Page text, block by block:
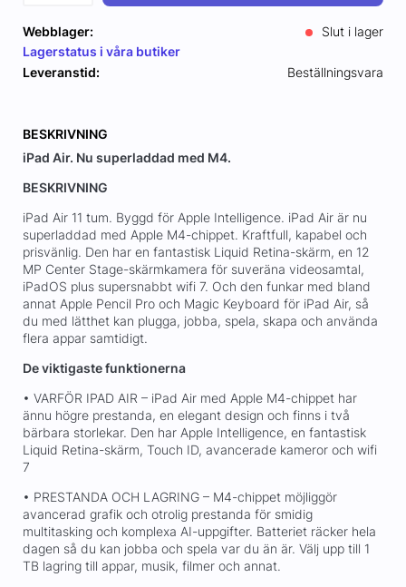
Webblager:
Slut i lager
Lagerstatus i våra butiker
Leveranstid:
Beställningsvara
BESKRIVNING
iPad Air. Nu superladdad med M4.
BESKRIVNING
iPad Air 11 tum. Byggd för Apple Intelligence. iPad Air är nu
superladdad med Apple M4-chippet. Kraftfull, kapabel och
prisvänlig. Den har en fantastisk Liquid Retina-skärm, en 12
MP Center Stage-skärmkamera för suveräna videosamtal,
iPadOS plus supersnabbt wifi 7. Och den funkar med bland
annat Apple Pencil Pro och Magic Keyboard för iPad Air, så
du med lätthet kan plugga, jobba, spela, skapa och använda
flera appar samtidigt.
De viktigaste funktionerna
• VARFÖR IPAD AIR – iPad Air med Apple M4-chippet har
ännu högre prestanda, en elegant design och finns i två
bärbara storlekar. Den har Apple Intelligence, en fantastisk
Liquid Retina-skärm, Touch ID, avancerade kameror och wifi
7
• PRESTANDA OCH LAGRING – M4-chippet möjliggör
avancerad grafik och otrolig prestanda för smidig
multitasking och komplexa AI-uppgifter. Batteriet räcker hela
dagen så du kan jobba och spela var du än är. Välj upp till 1
TB lagring till appar, musik, filmer och annat.